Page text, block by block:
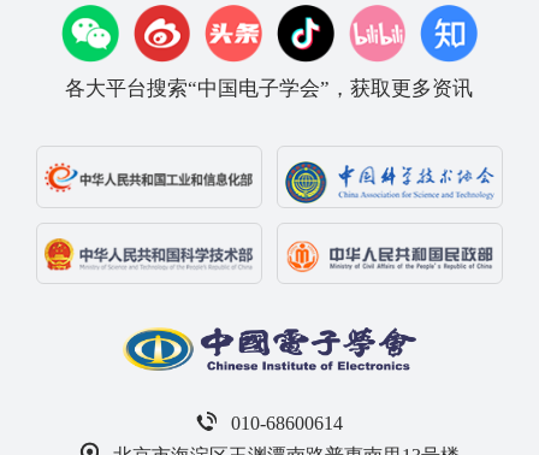
各大平台搜索“中国电子学会”，获取更多资讯
010-68600614